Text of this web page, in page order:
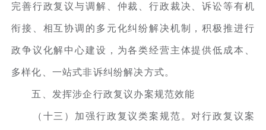
完善行政复议与调解、仲裁、行政裁决、诉讼等有机
衔接、相互协调的多元化纠纷解决机制，积极推进行
政争议化解中心建设，为各类经营主体提供低成本、
多样化、一站式非诉纠纷解决方式。
五、发挥涉企行政复议办案规范效能
（十三）加强行政复议类案规范。对行政复议案